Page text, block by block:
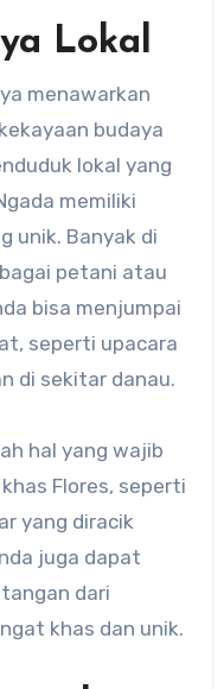
Lokal
menawarkan
budaya
lokal yang
memiliki
unik. Banyak di
petani atau
bisa menjumpai
seperti upacara
di sekitar danau.
hal yang wajib
Flores, seperti
yang diracik
juga dapat
dari
khas dan unik.